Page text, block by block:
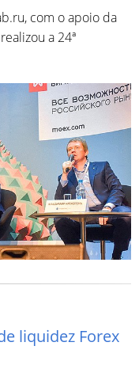
com o apoio da
a 24ª
liquidez Forex